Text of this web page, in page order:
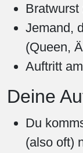
Bratwurst
Jemand,
(Queen,
Auftritt
Deine
Du
(also oft)